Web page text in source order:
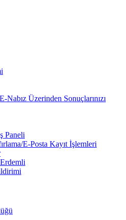
Nabız Üzerinden Sonuçlarınızı
Paneli
E-Posta Kayıt İşlemleri